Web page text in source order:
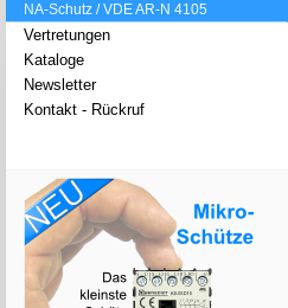
NA-Schutz / VDE AR-N 4105
Vertretungen
Kataloge
Newsletter
Kontakt - Rückruf